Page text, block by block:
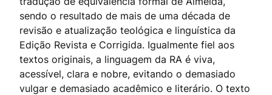
sendo o resultado de mais de uma década de
revisão e atualização teológica e linguística da
Edição Revista e Corrigida. Igualmente fiel aos
textos originais, a linguagem da RA é viva,
acessível, clara e nobre, evitando o demasiado
vulgar e demasiado acadêmico e literário. O texto